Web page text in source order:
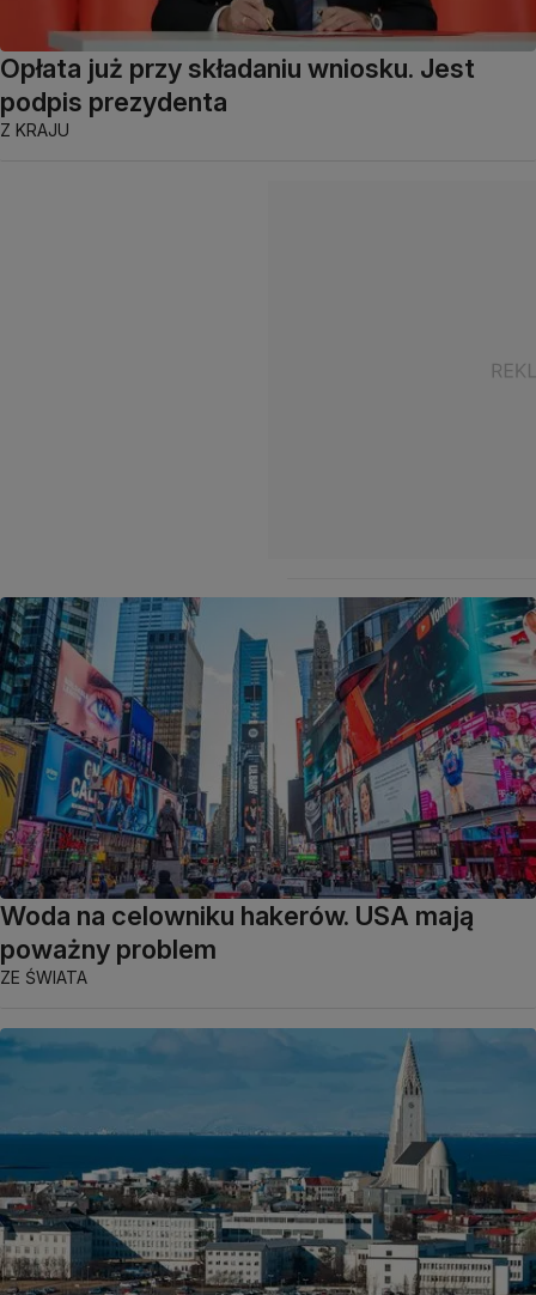
Opłata już przy składaniu wniosku. Jest
podpis prezydenta
Z KRAJU
Woda na celowniku hakerów. USA mają
poważny problem
ZE ŚWIATA